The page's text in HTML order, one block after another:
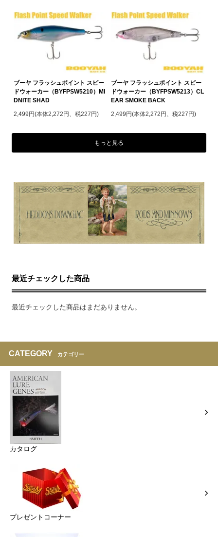
ブーヤ フラッシュポイント スピー
ドウォーカー（BYFPSW5210）MI
DNITE SHAD
2,499円(本体2,272円、税227円)
ブーヤ フラッシュポイント スピー
ドウォーカー（BYFPSW5213）CL
EAR SMOKE BACK
2,499円(本体2,272円、税227円)
もっと見る
最近チェックした商品
最近チェックした商品はまだありません。
CATEGORY カテゴリー
カタログ
プレゼントコーナー